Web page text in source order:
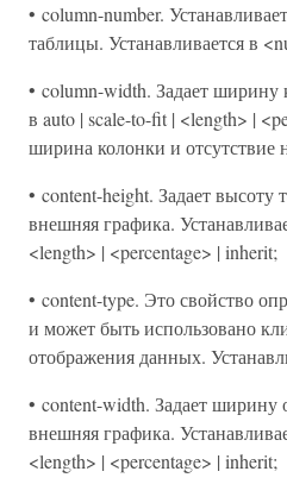
• column-number.
таблицы. Устанавливается в
• column-width. Задает ширину
в auto | scale-to-fit | <length> |
ширина колонки и отсутствие
• content-height. Задает высоту
внешняя графика.
<length> | <percentage> | inherit;
• content-type. Это свойство
и может быть использовано
отображения данных.
• content-width. Задает ширину
внешняя графика.
<length> | <percentage> | inherit;